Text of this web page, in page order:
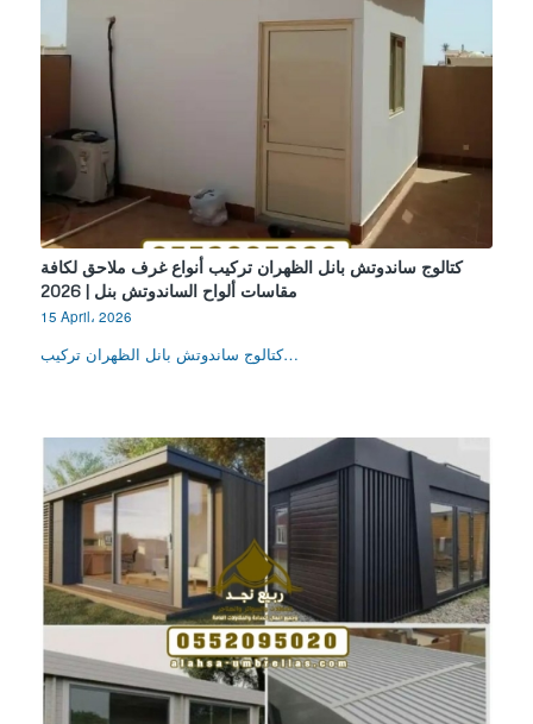
كتالوج ساندوتش بانل الظهران تركيب أنواع غرف ملاحق لكافة
مقاسات ألواح الساندوتش بنل | 2026
15 April، 2026
كتالوج ساندوتش بانل الظهران تركيب…